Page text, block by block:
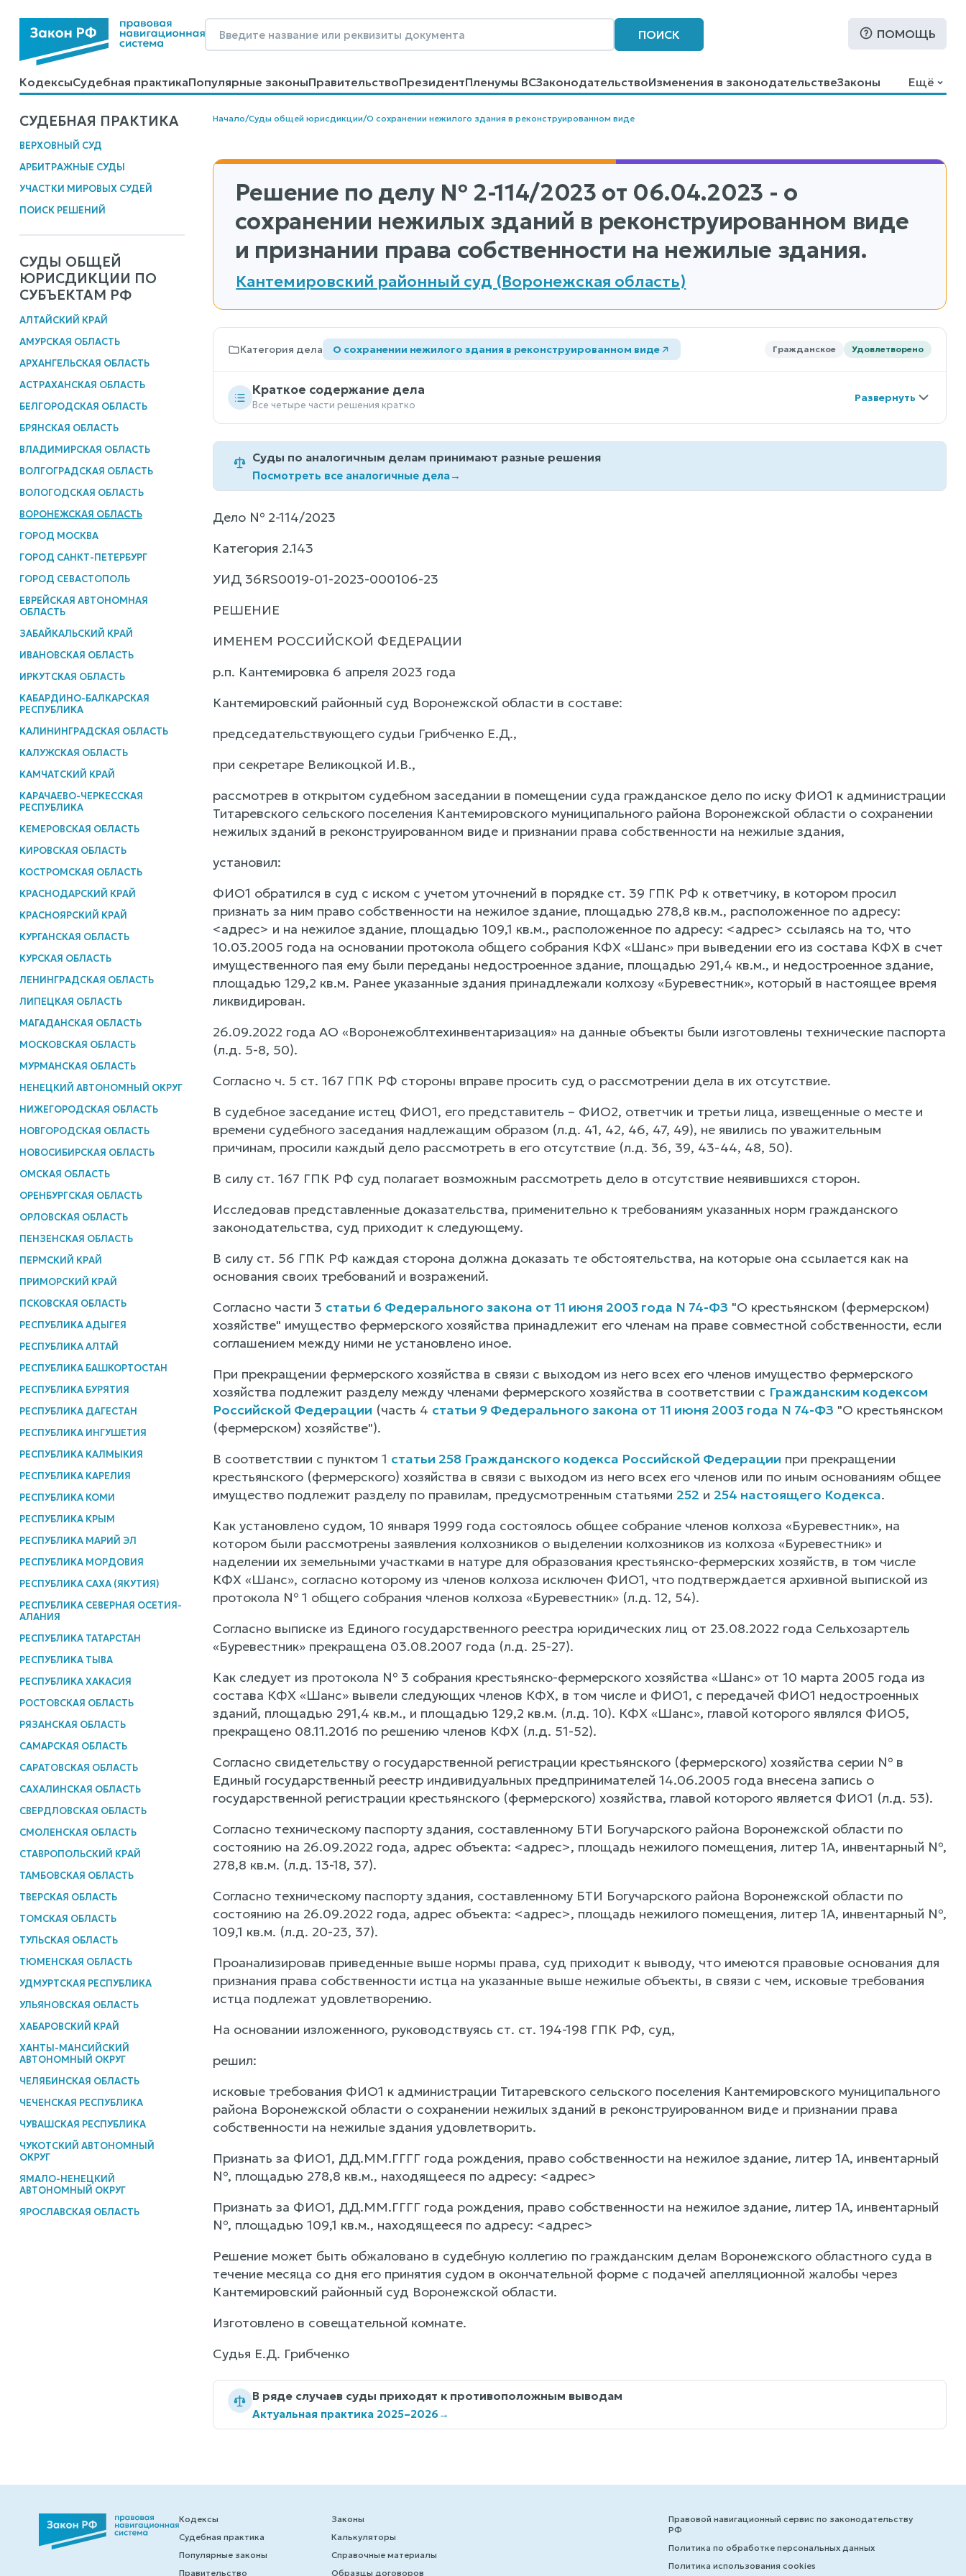
ПОИСК ПОМОЩЬ
КодексыСудебная практикаПопулярные законыПравительствоПрезидентПленумы ВСЗаконодательствоИзменения в законодательствеЗаконы
КалькуляторыСправочные материалыОбразцы договоровКонтактыПомощьПоиск
Ещё
СУДЕБНАЯ ПРАКТИКА
ВЕРХОВНЫЙ СУД
АРБИТРАЖНЫЕ СУДЫ
УЧАСТКИ МИРОВЫХ СУДЕЙ
ПОИСК РЕШЕНИЙ
СУДЫ ОБЩЕЙ
ЮРИСДИКЦИИ ПО
СУБЪЕКТАМ РФ
АЛТАЙСКИЙ КРАЙ
АМУРСКАЯ ОБЛАСТЬ
АРХАНГЕЛЬСКАЯ ОБЛАСТЬ
АСТРАХАНСКАЯ ОБЛАСТЬ
БЕЛГОРОДСКАЯ ОБЛАСТЬ
БРЯНСКАЯ ОБЛАСТЬ
ВЛАДИМИРСКАЯ ОБЛАСТЬ
ВОЛГОГРАДСКАЯ ОБЛАСТЬ
ВОЛОГОДСКАЯ ОБЛАСТЬ
ВОРОНЕЖСКАЯ ОБЛАСТЬ
ГОРОД МОСКВА
ГОРОД САНКТ-ПЕТЕРБУРГ
ГОРОД СЕВАСТОПОЛЬ
ЕВРЕЙСКАЯ АВТОНОМНАЯ
ОБЛАСТЬ
ЗАБАЙКАЛЬСКИЙ КРАЙ
ИВАНОВСКАЯ ОБЛАСТЬ
ИРКУТСКАЯ ОБЛАСТЬ
КАБАРДИНО-БАЛКАРСКАЯ
РЕСПУБЛИКА
КАЛИНИНГРАДСКАЯ ОБЛАСТЬ
КАЛУЖСКАЯ ОБЛАСТЬ
КАМЧАТСКИЙ КРАЙ
КАРАЧАЕВО-ЧЕРКЕССКАЯ
РЕСПУБЛИКА
КЕМЕРОВСКАЯ ОБЛАСТЬ
КИРОВСКАЯ ОБЛАСТЬ
КОСТРОМСКАЯ ОБЛАСТЬ
КРАСНОДАРСКИЙ КРАЙ
КРАСНОЯРСКИЙ КРАЙ
КУРГАНСКАЯ ОБЛАСТЬ
КУРСКАЯ ОБЛАСТЬ
ЛЕНИНГРАДСКАЯ ОБЛАСТЬ
ЛИПЕЦКАЯ ОБЛАСТЬ
МАГАДАНСКАЯ ОБЛАСТЬ
МОСКОВСКАЯ ОБЛАСТЬ
МУРМАНСКАЯ ОБЛАСТЬ
НЕНЕЦКИЙ АВТОНОМНЫЙ ОКРУГ
НИЖЕГОРОДСКАЯ ОБЛАСТЬ
НОВГОРОДСКАЯ ОБЛАСТЬ
НОВОСИБИРСКАЯ ОБЛАСТЬ
ОМСКАЯ ОБЛАСТЬ
ОРЕНБУРГСКАЯ ОБЛАСТЬ
ОРЛОВСКАЯ ОБЛАСТЬ
ПЕНЗЕНСКАЯ ОБЛАСТЬ
ПЕРМСКИЙ КРАЙ
ПРИМОРСКИЙ КРАЙ
ПСКОВСКАЯ ОБЛАСТЬ
РЕСПУБЛИКА АДЫГЕЯ
РЕСПУБЛИКА АЛТАЙ
РЕСПУБЛИКА БАШКОРТОСТАН
РЕСПУБЛИКА БУРЯТИЯ
РЕСПУБЛИКА ДАГЕСТАН
РЕСПУБЛИКА ИНГУШЕТИЯ
РЕСПУБЛИКА КАЛМЫКИЯ
РЕСПУБЛИКА КАРЕЛИЯ
РЕСПУБЛИКА КОМИ
РЕСПУБЛИКА КРЫМ
РЕСПУБЛИКА МАРИЙ ЭЛ
РЕСПУБЛИКА МОРДОВИЯ
РЕСПУБЛИКА САХА (ЯКУТИЯ)
РЕСПУБЛИКА СЕВЕРНАЯ ОСЕТИЯ-
АЛАНИЯ
РЕСПУБЛИКА ТАТАРСТАН
РЕСПУБЛИКА ТЫВА
РЕСПУБЛИКА ХАКАСИЯ
РОСТОВСКАЯ ОБЛАСТЬ
РЯЗАНСКАЯ ОБЛАСТЬ
САМАРСКАЯ ОБЛАСТЬ
САРАТОВСКАЯ ОБЛАСТЬ
САХАЛИНСКАЯ ОБЛАСТЬ
СВЕРДЛОВСКАЯ ОБЛАСТЬ
СМОЛЕНСКАЯ ОБЛАСТЬ
СТАВРОПОЛЬСКИЙ КРАЙ
ТАМБОВСКАЯ ОБЛАСТЬ
ТВЕРСКАЯ ОБЛАСТЬ
ТОМСКАЯ ОБЛАСТЬ
ТУЛЬСКАЯ ОБЛАСТЬ
ТЮМЕНСКАЯ ОБЛАСТЬ
УДМУРТСКАЯ РЕСПУБЛИКА
УЛЬЯНОВСКАЯ ОБЛАСТЬ
ХАБАРОВСКИЙ КРАЙ
ХАНТЫ-МАНСИЙСКИЙ
АВТОНОМНЫЙ ОКРУГ
ЧЕЛЯБИНСКАЯ ОБЛАСТЬ
ЧЕЧЕНСКАЯ РЕСПУБЛИКА
ЧУВАШСКАЯ РЕСПУБЛИКА
ЧУКОТСКИЙ АВТОНОМНЫЙ
ОКРУГ
ЯМАЛО-НЕНЕЦКИЙ
АВТОНОМНЫЙ ОКРУГ
ЯРОСЛАВСКАЯ ОБЛАСТЬ
Начало/Суды общей юрисдикции/О сохранении нежилого здания в реконструированном виде
Решение по делу № 2-114/2023 от 06.04.2023 - о
сохранении нежилых зданий в реконструированном виде
и признании права собственности на нежилые здания.
Кантемировский районный суд (Воронежская область)
Категория дела О сохранении нежилого здания в реконструированном виде Гражданское Удовлетворено
Краткое содержание дела
Все четыре части решения кратко
Суды по аналогичным делам принимают разные решения
Посмотреть все аналогичные дела→
Дело № 2-114/2023
Категория 2.143
УИД 36RS0019-01-2023-000106-23
РЕШЕНИЕ
ИМЕНЕМ РОССИЙСКОЙ ФЕДЕРАЦИИ
р.п. Кантемировка 6 апреля 2023 года
Кантемировский районный суд Воронежской области в составе:
председательствующего судьи Грибченко Е.Д.,
при секретаре Великоцкой И.В.,
рассмотрев в открытом судебном заседании в помещении суда гражданское дело по иску ФИО1 к администрации
Титаревского сельского поселения Кантемировского муниципального района Воронежской области о сохранении
нежилых зданий в реконструированном виде и признании права собственности на нежилые здания,
установил:
ФИО1 обратился в суд с иском с учетом уточнений в порядке ст. 39 ГПК РФ к ответчику, в котором просил
признать за ним право собственности на нежилое здание, площадью 278,8 кв.м., расположенное по адресу:
<адрес> и на нежилое здание, площадью 109,1 кв.м., расположенное по адресу: <адрес> ссылаясь на то, что
10.03.2005 года на основании протокола общего собрания КФХ «Шанс» при выведении его из состава КФХ в счет
имущественного пая ему были переданы недостроенное здание, площадью 291,4 кв.м., и недостроенное здание,
площадью 129,2 кв.м. Ранее указанные здания принадлежали колхозу «Буревестник», который в настоящее время
ликвидирован.
26.09.2022 года АО «Воронежоблтехинвентаризация» на данные объекты были изготовлены технические паспорта
(л.д. 5-8, 50).
Согласно ч. 5 ст. 167 ГПК РФ стороны вправе просить суд о рассмотрении дела в их отсутствие.
В судебное заседание истец ФИО1, его представитель – ФИО2, ответчик и третьи лица, извещенные о месте и
времени судебного заседания надлежащим образом (л.д. 41, 42, 46, 47, 49), не явились по уважительным
причинам, просили каждый дело рассмотреть в его отсутствие (л.д. 36, 39, 43-44, 48, 50).
В силу ст. 167 ГПК РФ суд полагает возможным рассмотреть дело в отсутствие неявившихся сторон.
Исследовав представленные доказательства, применительно к требованиям указанных норм гражданского
законодательства, суд приходит к следующему.
В силу ст. 56 ГПК РФ каждая сторона должна доказать те обстоятельства, на которые она ссылается как на
основания своих требований и возражений.
Согласно части 3 статьи 6 Федерального закона от 11 июня 2003 года N 74-ФЗ "О крестьянском (фермерском)
хозяйстве" имущество фермерского хозяйства принадлежит его членам на праве совместной собственности, если
соглашением между ними не установлено иное.
При прекращении фермерского хозяйства в связи с выходом из него всех его членов имущество фермерского
хозяйства подлежит разделу между членами фермерского хозяйства в соответствии с Гражданским кодексом
Российской Федерации (часть 4 статьи 9 Федерального закона от 11 июня 2003 года N 74-ФЗ "О крестьянском
(фермерском) хозяйстве").
В соответствии с пунктом 1 статьи 258 Гражданского кодекса Российской Федерации при прекращении
крестьянского (фермерского) хозяйства в связи с выходом из него всех его членов или по иным основаниям общее
имущество подлежит разделу по правилам, предусмотренным статьями 252 и 254 настоящего Кодекса.
Как установлено судом, 10 января 1999 года состоялось общее собрание членов колхоза «Буревестник», на
котором были рассмотрены заявления колхозников о выделении колхозников из колхоза «Буревестник» и
наделении их земельными участками в натуре для образования крестьянско-фермерских хозяйств, в том числе
КФХ «Шанс», согласно которому из членов колхоза исключен ФИО1, что подтверждается архивной выпиской из
протокола № 1 общего собрания членов колхоза «Буревестник» (л.д. 12, 54).
Согласно выписке из Единого государственного реестра юридических лиц от 23.08.2022 года Сельхозартель
«Буревестник» прекращена 03.08.2007 года (л.д. 25-27).
Как следует из протокола № 3 собрания крестьянско-фермерского хозяйства «Шанс» от 10 марта 2005 года из
состава КФХ «Шанс» вывели следующих членов КФХ, в том числе и ФИО1, с передачей ФИО1 недостроенных
зданий, площадью 291,4 кв.м., и площадью 129,2 кв.м. (л.д. 10). КФХ «Шанс», главой которого являлся ФИО5,
прекращено 08.11.2016 по решению членов КФХ (л.д. 51-52).
Согласно свидетельству о государственной регистрации крестьянского (фермерского) хозяйства серии № в
Единый государственный реестр индивидуальных предпринимателей 14.06.2005 года внесена запись о
государственной регистрации крестьянского (фермерского) хозяйства, главой которого является ФИО1 (л.д. 53).
Согласно техническому паспорту здания, составленному БТИ Богучарского района Воронежской области по
состоянию на 26.09.2022 года, адрес объекта: <адрес>, площадь нежилого помещения, литер 1А, инвентарный №,
278,8 кв.м. (л.д. 13-18, 37).
Согласно техническому паспорту здания, составленному БТИ Богучарского района Воронежской области по
состоянию на 26.09.2022 года, адрес объекта: <адрес>, площадь нежилого помещения, литер 1А, инвентарный №,
109,1 кв.м. (л.д. 20-23, 37).
Проанализировав приведенные выше нормы права, суд приходит к выводу, что имеются правовые основания для
признания права собственности истца на указанные выше нежилые объекты, в связи с чем, исковые требования
истца подлежат удовлетворению.
На основании изложенного, руководствуясь ст. ст. 194-198 ГПК РФ, суд,
решил:
исковые требования ФИО1 к администрации Титаревского сельского поселения Кантемировского муниципального
района Воронежской области о сохранении нежилых зданий в реконструированном виде и признании права
собственности на нежилые здания удовлетворить.
Признать за ФИО1, ДД.ММ.ГГГГ года рождения, право собственности на нежилое здание, литер 1А, инвентарный
№, площадью 278,8 кв.м., находящееся по адресу: <адрес>
Признать за ФИО1, ДД.ММ.ГГГГ года рождения, право собственности на нежилое здание, литер 1А, инвентарный
№, площадью 109,1 кв.м., находящееся по адресу: <адрес>
Решение может быть обжаловано в судебную коллегию по гражданским делам Воронежского областного суда в
течение месяца со дня его принятия судом в окончательной форме с подачей апелляционной жалобы через
Кантемировский районный суд Воронежской области.
Изготовлено в совещательной комнате.
Судья Е.Д. Грибченко
В ряде случаев суды приходят к противоположным выводам
Актуальная практика 2025–2026→
Кодексы
Судебная практика
Популярные законы
Правительство
Законы
Калькуляторы
Справочные материалы
Образцы договоров
Правовой навигационный сервис по законодательству
РФ
Политика по обработке персональных данных
Политика использования cookies